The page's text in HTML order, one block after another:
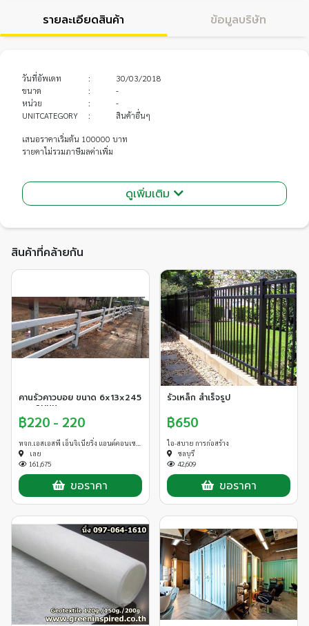
รายละเอียดสินค้า ข้อมูลบริษัท
วันที่อัพเดท :
30/03/2018
ขนาด
:
-
หน่วย
:
-
UNITCATEGORY
: สินค้าอื่นๆ
เสนอราคาเริ่มต้น 100000 บาท
รายคาไม่รวมภาษีมลค่าเพิ่ม
ดูเพิ่มเติม
สินค้าที่คล้ายกัน
คานรั้วคาวบอย ขนาด 6x13x245
cm. ลบมุม
฿220 - 220
เลย
161,675
ขอราคา
รั้วเหล็ก สำเร็จรูป
฿650
ไอ-สบาย การก่อสร้าง
ชลบุรี
42,609
ขอราคา